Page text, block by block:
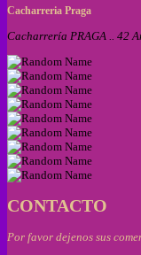
Cacharreria Praga
Cacharrería PRAGA .. 42
CONTACTO
Por favor dejenos sus